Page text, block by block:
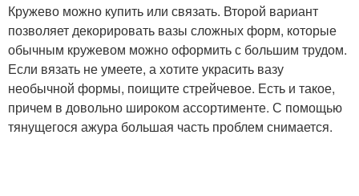
Кружево можно купить или связать. Второй вариант
позволяет декорировать вазы сложных форм, которые
обычным кружевом можно оформить с большим трудом.
Если вязать не умеете, а хотите украсить вазу
необычной формы, поищите стрейчевое. Есть и такое,
причем в довольно широком ассортименте. С помощью
тянущегося ажура большая часть проблем снимается.